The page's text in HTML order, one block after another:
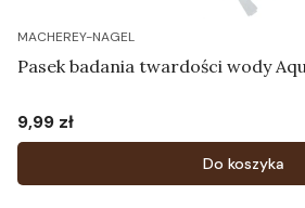
MACHEREY-NAGEL
Pasek badania twardości wody
Cena
9,99 zł
Do koszyka